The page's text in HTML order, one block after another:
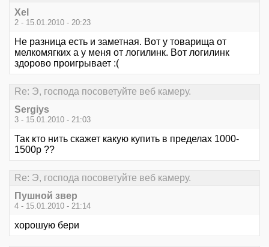
Xel
2 - 15.01.2010 - 20:23
Не разница есть и заметная. Вот у товарища от
мелкомягких а у меня от логилинк. Вот логилинк
здорово проигрывает :(
Re: Э, господа посоветуйте веб камеру.
Sergiys
3 - 15.01.2010 - 21:03
Так кто нить скажет какую купить в пределах 1000-
1500р ??
Re: Э, господа посоветуйте веб камеру.
Пушной звер
4 - 15.01.2010 - 21:14
хорошую бери